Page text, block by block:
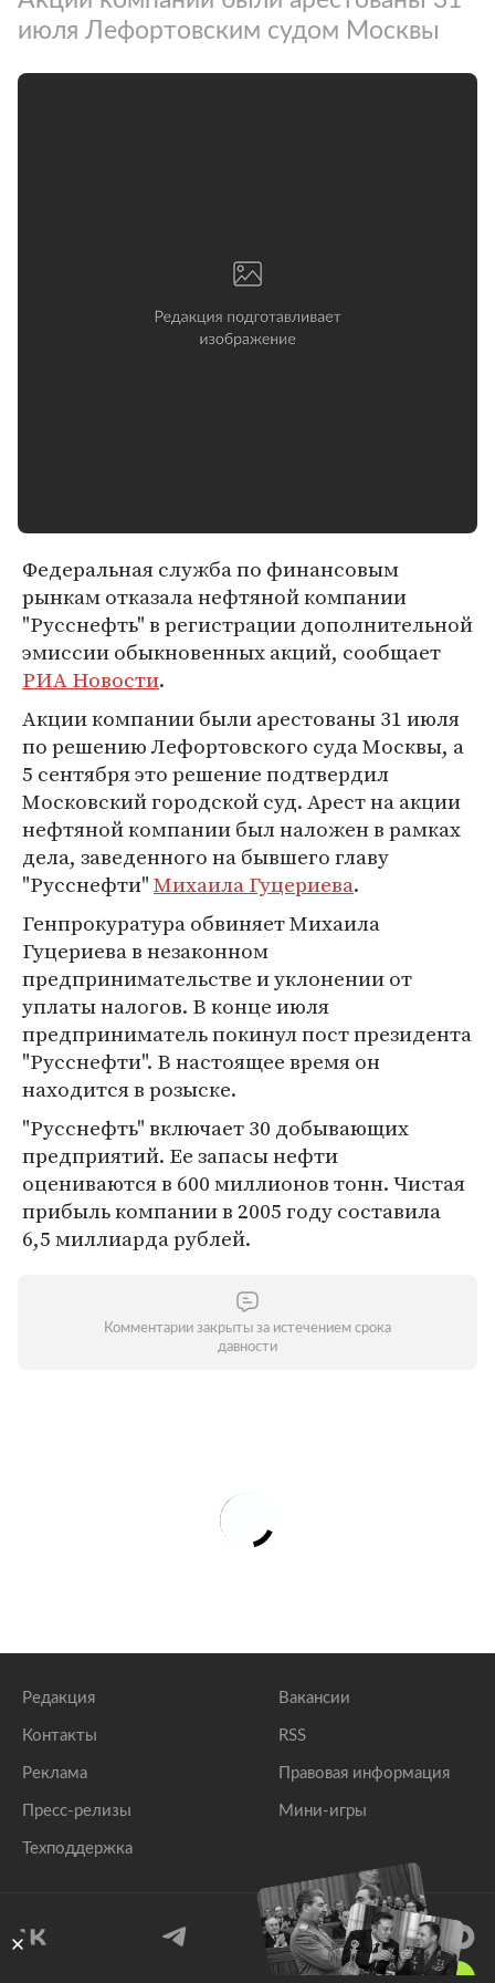
июля Лефортовским судом Москвы
Федеральная служба по финансовым
рынкам отказала нефтяной компании
"Русснефть" в регистрации дополнительной
эмиссии обыкновенных акций, сообщает
РИА Новости.
Акции компании были арестованы 31 июля
по решению Лефортовского суда Москвы, а
5 сентября это решение подтвердил
Московский городской суд. Арест на акции
нефтяной компании был наложен в рамках
дела, заведенного на бывшего главу
"Русснефти"Михаила Гуцериева.
Генпрокуратура обвиняет Михаила
Гуцериева в незаконном
предпринимательстве и уклонении от
уплаты налогов. В конце июля
предприниматель покинул пост президента
"Русснефти". В настоящее время он
находится в розыске.
"Русснефть" включает 30 добывающих
предприятий. Ее запасы нефти
оцениваются в 600 миллионов тонн. Чистая
прибыль компании в 2005 году составила
6,5 миллиарда рублей.
Комментарии закрыты за истечением срока
давности
Редакция
Контакты
Реклама
Пресс-релизы
Техподдержка
Вакансии
RSS
Правовая информация
Мини-игры